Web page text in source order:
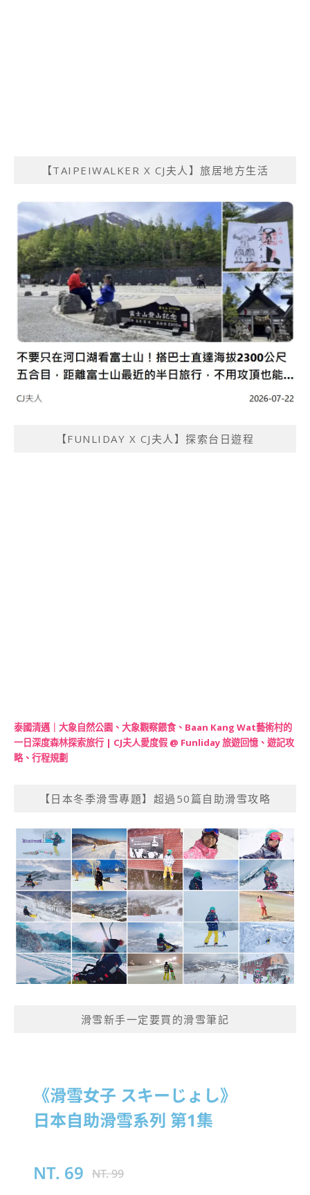
【TAIPEIWALKER X CJ夫人】旅居地方生活
【FUNLIDAY X CJ夫人】探索台日遊程
泰國清邁｜大象自然公園、大象觀察餵食、Baan Kang Wat藝術村的
一日深度森林探索旅行 | CJ夫人愛度假 @ Funliday 旅遊回憶、遊記攻
略、行程規劃
【日本冬季滑雪專題】超過50篇自助滑雪攻略
滑雪新手一定要買的滑雪筆記